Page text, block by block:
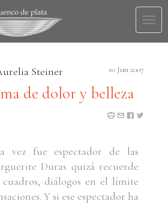
Steiner 10 Jun 2007
de dolor y belleza
vez fue espectador de las
Duras quizá recuerde
cuadros, diálogos en el límite
Y si ese espectador ha